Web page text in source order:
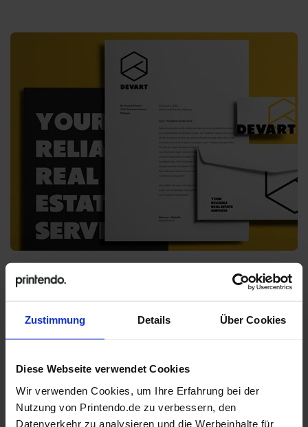
Zustimmung Details Über Cookies
Diese Webseite verwendet Cookies
Wir verwenden Cookies, um Ihre Erfahrung bei der
Nutzung von Printendo.de zu verbessern, den
Datenverkehr zu analysieren und die Werbeinhalte für